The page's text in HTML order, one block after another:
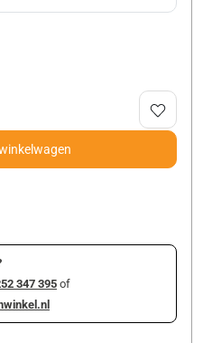
347 395 of